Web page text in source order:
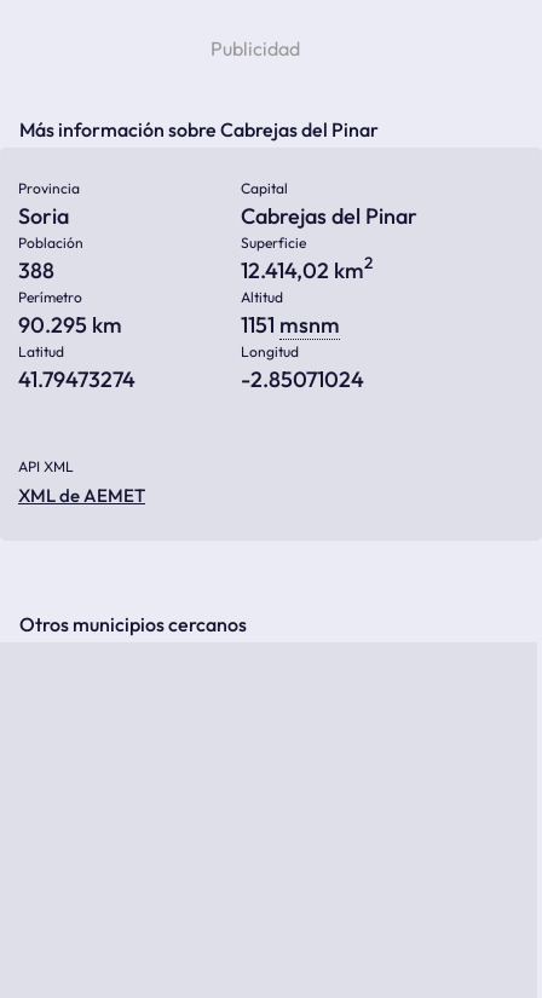
Más información sobre Cabrejas del Pinar
Provincia
Soria
Capital
Cabrejas del Pinar
Población
388
Superficie
12.414,02 km2
Perímetro
90.295 km
Altitud
1151 msnm
Latitud
41.79473274
Longitud
-2.85071024
API XML
XML de AEMET
Otros municipios cercanos